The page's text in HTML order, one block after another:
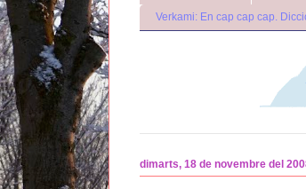
Verkami: En cap cap cap.
dimarts, 18 de novembre del